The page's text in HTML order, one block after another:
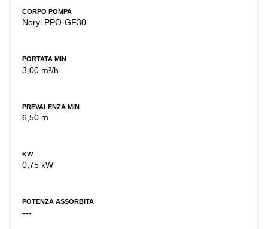
CORPO POMPA
Noryl PPO-GF30
PORTATA MIN
3,00 m³/h
PREVALENZA MIN
6,50 m
KW
0,75 kW
POTENZA ASSORBITA
---